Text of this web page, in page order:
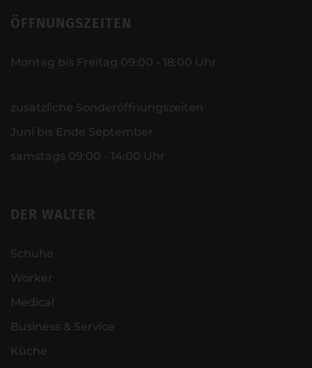
ÖFFNUNGSZEITEN
Montag bis Freitag 09:00 - 18:00 Uhr
zusätzliche Sonderöffnungszeiten
Juni bis Ende September
samstags 09:00 - 14:00 Uhr
DER WALTER
Schuhe
Worker
Medical
Business & Service
Küche